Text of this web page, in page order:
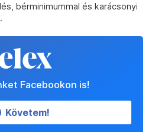
bérminimummal és karácsonyi
Facebookon is!
Követem!